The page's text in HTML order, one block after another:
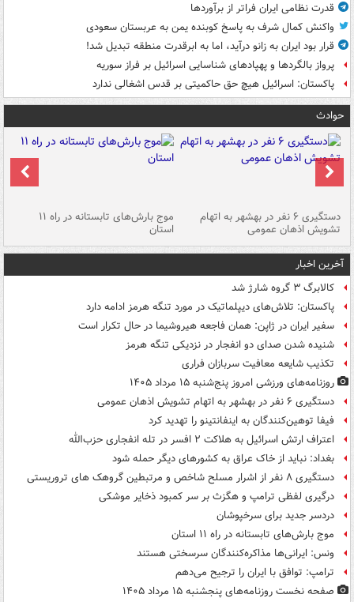
قدرت نظامی ایران فراتر از برآوردها
واکنش کمال شرف به پاسخ کوبنده یمن به عربستان سعودی
قرار بود ایران به زانو درآید، اما به ابرقدرت منطقه تبدیل شد!
پرواز بالگردها و پهپادهای شناسایی اسرائیل بر فراز سوریه
پاکستان: اسرائیل هیچ حق حاکمیتی بر قدس اشغالی ندارد
حوادث
دستگیری ۶ نفر در بهشهر به اتهام
تشویش اذهان عمومی
موج بارش‌های تابستانه در راه ۱۱
استان
آخرین اخبار
کالابرگ ۳ گروه شارژ شد
پاکستان: تلاش‌های دیپلماتیک در مورد تنگه هرمز ادامه دارد
سفیر ایران در ژاپن: همان فاجعه هیروشیما در حال تکرار است
شنیده شدن صدای دو انفجار در نزدیکی تنگه هرمز
تکذیب شایعه معافیت سربازان فراری
روزنامه‌های ورزشی امروز پنج‌شنبه ۱۵ مرداد ۱۴۰۵
دستگیری ۶ نفر در بهشهر به اتهام تشویش اذهان عمومی
فیفا توهین‌کنندگان به اینفانتینو را تهدید کرد
اعتراف ارتش اسرائیل به هلاکت ۲ افسر در تله انفجاری حزب‌الله
بغداد: نباید از خاک عراق به کشورهای دیگر حمله شود
دستگیری ۸ نفر از اشرار مسلح شاخص و مرتبطین گروهک های تروریستی
درگیری لفظی ترامپ و هگزث بر سر کمبود ذخایر موشکی
دردسر جدید برای سرخپوشان
موج بارش‌های تابستانه در راه ۱۱ استان
ونس: ایرانی‌ها مذاکره‌کنندگان سرسختی هستند
ترامپ: توافق با ایران را ترجیح می‌دهم
صفحه نخست روزنامه‌های پنجشنبه ۱۵ مرداد ۱۴۰۵